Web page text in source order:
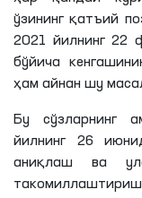
ўзининг қатъий
2021 йилнинг 22
бўйича
ҳам айнан шу
Бу сўзларнинг
йилнинг 26
аниқлаш ва